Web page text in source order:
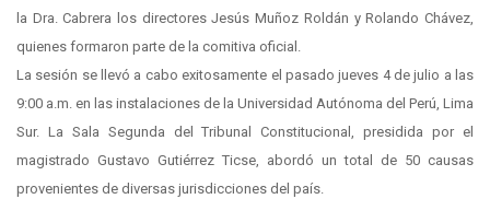
la Dra. Cabrera los directores Jesús Muñoz Roldán y Rolando Chávez,
quienes formaron parte de la comitiva oficial.
La sesión se llevó a cabo exitosamente el pasado jueves 4 de julio a las
9:00 a.m. en las instalaciones de la Universidad Autónoma del Perú, Lima
Sur. La Sala Segunda del Tribunal Constitucional, presidida por el
magistrado Gustavo Gutiérrez Ticse, abordó un total de 50 causas
provenientes de diversas jurisdicciones del país.